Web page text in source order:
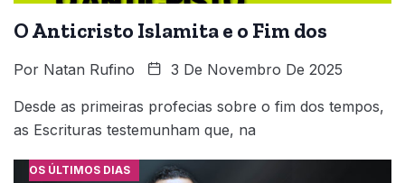
O Anticristo Islamita e o Fim dos
Por Natan Rufino 3 De Novembro De 2025
Desde as primeiras profecias sobre o fim dos tempos,
as Escrituras testemunham que, na
OS ÚLTIMOS DIAS